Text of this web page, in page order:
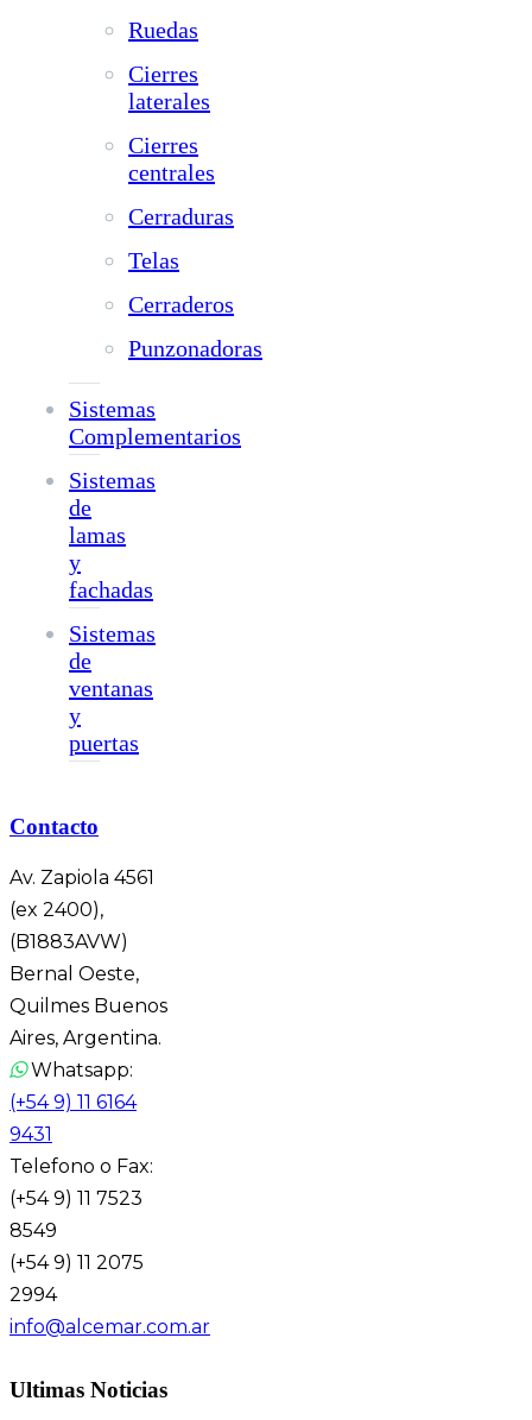
Ruedas
Cierres
laterales
Cierres
centrales
Cerraduras
Telas
Cerraderos
Punzonadoras
Sistemas
Complementarios
Sistemas
de
lamas
y
fachadas
Sistemas
de
ventanas
y
puertas
Contacto
Av. Zapiola 4561
(ex 2400),
(B1883AVW)
Bernal Oeste,
Quilmes Buenos
Aires, Argentina.
Whatsapp:
(+54 9) 11 6164
9431
Telefono o Fax:
(+54 9) 11 7523
8549
(+54 9) 11 2075
2994
info@alcemar.com.ar
Ultimas Noticias